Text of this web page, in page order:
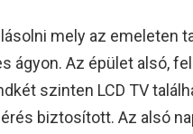
mely az emeleten
ágyon. Az épület alsó,
szinten LCD TV
biztosított. Az alsó